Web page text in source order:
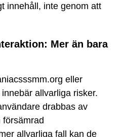
innehåll, inte genom att
Mer än bara
eller
allvarliga risker.
drabbas av
allvarliga fall kan de